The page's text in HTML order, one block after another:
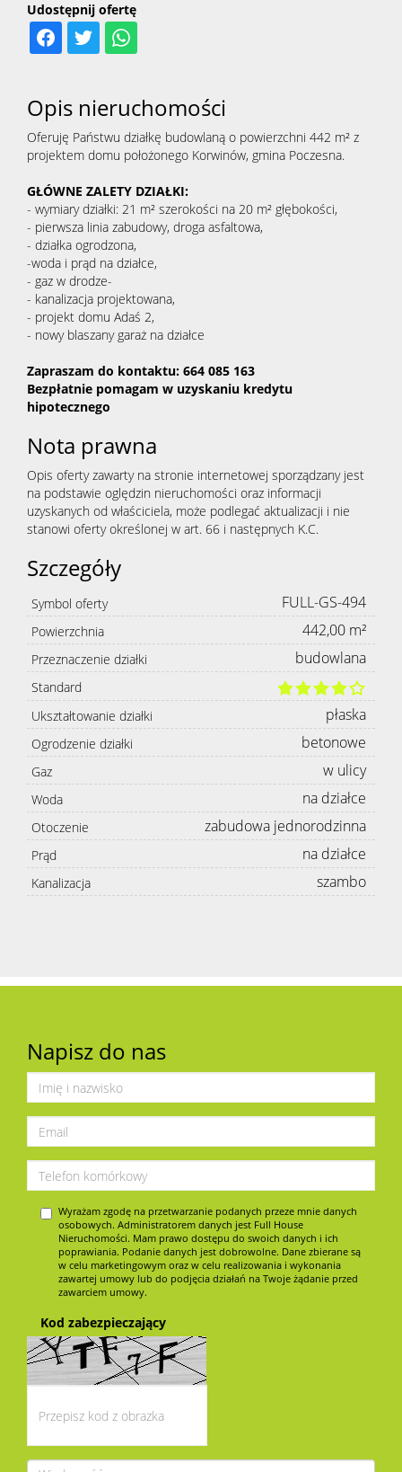
Udostępnij ofertę
Opis nieruchomości
Oferuję Państwu działkę budowlaną o powierzchni 442 m² z
projektem domu położonego Korwinów, gmina Poczesna.
GŁÓWNE ZALETY DZIAŁKI:
- wymiary działki: 21 m² szerokości na 20 m² głębokości,
- pierwsza linia zabudowy, droga asfaltowa,
- działka ogrodzona,
-woda i prąd na działce,
- gaz w drodze-
- kanalizacja projektowana,
- projekt domu Adaś 2,
- nowy blaszany garaż na działce
Zapraszam do kontaktu: 664 085 163
Bezpłatnie pomagam w uzyskaniu kredytu
hipotecznego
Nota prawna
Opis oferty zawarty na stronie internetowej sporządzany jest
na podstawie oględzin nieruchomości oraz informacji
uzyskanych od właściciela, może podlegać aktualizacji i nie
stanowi oferty określonej w art. 66 i następnych K.C.
Szczegóły
Symbol oferty FULL-GS-494
Powierzchnia 442,00 m²
Przeznaczenie działki budowlana
Standard
Ukształtowanie działki
płaska
Ogrodzenie działki betonowe
Gaz w ulicy
Woda na działce
Otoczenie zabudowa jednorodzinna
Prąd na działce
Kanalizacja szambo
Napisz do nas
Wyrażam zgodę na przetwarzanie podanych przeze mnie danych
osobowych. Administratorem danych jest Full House
Nieruchomości. Mam prawo dostępu do swoich danych i ich
poprawiania. Podanie danych jest dobrowolne. Dane zbierane są
w celu marketingowym oraz w celu realizowania i wykonania
zawartej umowy lub do podjęcia działań na Twoje żądanie przed
zawarciem umowy.
Kod zabezpieczający